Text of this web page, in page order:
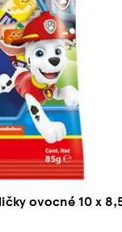
ovocné 10 x